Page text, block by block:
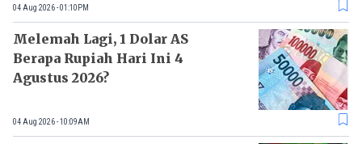
04 Aug 2026 - 01:10PM
Melemah Lagi, 1 Dolar AS
Berapa Rupiah Hari Ini 4
Agustus 2026?
04 Aug 2026 - 10:09AM